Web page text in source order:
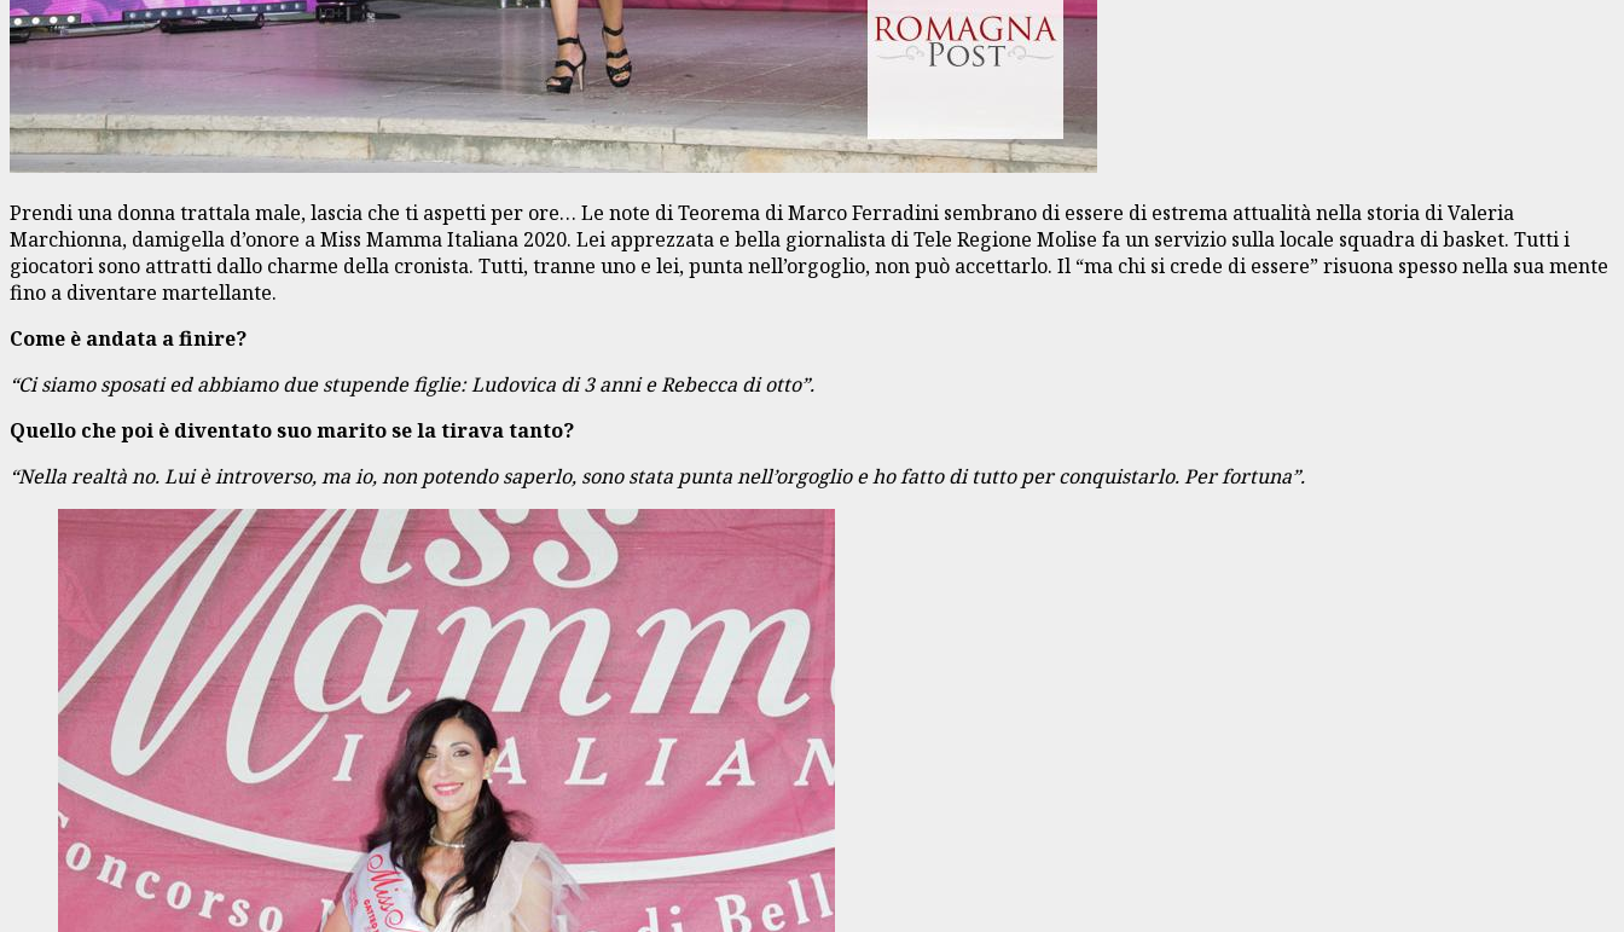
Prendi una donna trattala male, lascia che ti aspetti per ore… Le note di Teorema di Marco Ferradini sembrano di essere di estrema attualità nella storia di Valeria
Marchionna, damigella d’onore a Miss Mamma Italiana 2020. Lei apprezzata e bella giornalista di Tele Regione Molise fa un servizio sulla locale squadra di basket. Tutti i
giocatori sono attratti dallo charme della cronista. Tutti, tranne uno e lei, punta nell’orgoglio, non può accettarlo. Il “ma chi si crede di essere” risuona spesso nella sua mente
fino a diventare martellante.
Come è andata a finire?
“Ci siamo sposati ed abbiamo due stupende figlie: Ludovica di 3 anni e Rebecca di otto”.
Quello che poi è diventato suo marito se la tirava tanto?
“Nella realtà no. Lui è introverso, ma io, non potendo saperlo, sono stata punta nell’orgoglio e ho fatto di tutto per conquistarlo. Per fortuna”.